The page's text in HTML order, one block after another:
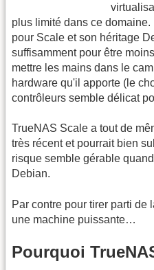
plus limité dans ce
pour Scale et son héritage
suffisamment pour être
mettre les mains dans le
hardware qu'il apporte (le
contrôleurs semble délicat
TrueNAS Scale a tout de
très récent et pourrait bien
risque semble gérable
Debian.
Par contre pour tirer parti de
une machine puissante…
Pourquoi